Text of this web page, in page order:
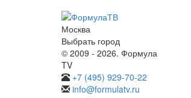
Москва
Выбрать город
© 2009 - 2026. Формула
TV
+7 (495) 929-70-22
info@formulatv.ru